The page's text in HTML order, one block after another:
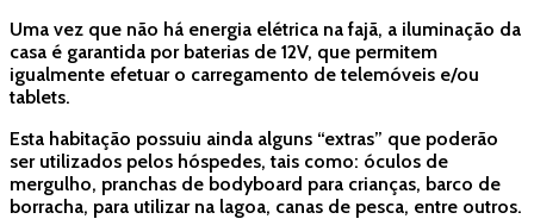
Uma vez que não há energia elétrica na fajã, a iluminação da
casa é garantida por baterias de 12V, que permitem
igualmente efetuar o carregamento de telemóveis e/ou
tablets.
Esta habitação possuiu ainda alguns “extras” que poderão
ser utilizados pelos hóspedes, tais como: óculos de
mergulho, pranchas de bodyboard para crianças, barco de
borracha, para utilizar na lagoa, canas de pesca, entre outros.